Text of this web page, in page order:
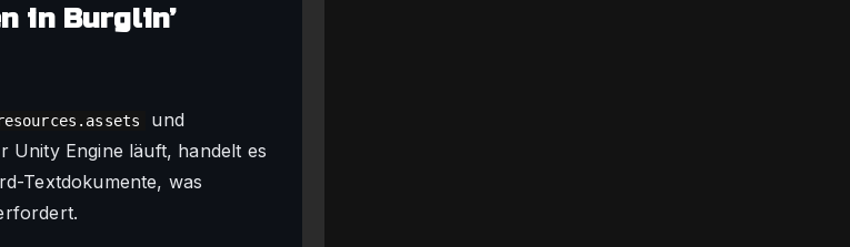
in Burglin’
und
Unity Engine läuft, handelt es
Textdokumente, was